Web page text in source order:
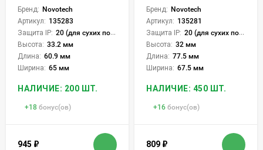
Бренд: Novotech
Артикул: 135283
Защита IP: 20 (для сухих пом.)
Высота: 33.2 мм
Длина: 60.9 мм
Ширина: 65 мм
НАЛИЧИЕ: 200 ШТ.
+18 бонус(ов)
945 ₽
Бренд: Novotech
Артикул: 135281
Защита IP: 20 (для сухих пом.)
Высота: 32 мм
Длина: 77.5 мм
Ширина: 67.5 мм
НАЛИЧИЕ: 450 ШТ.
+16 бонус(ов)
809 ₽